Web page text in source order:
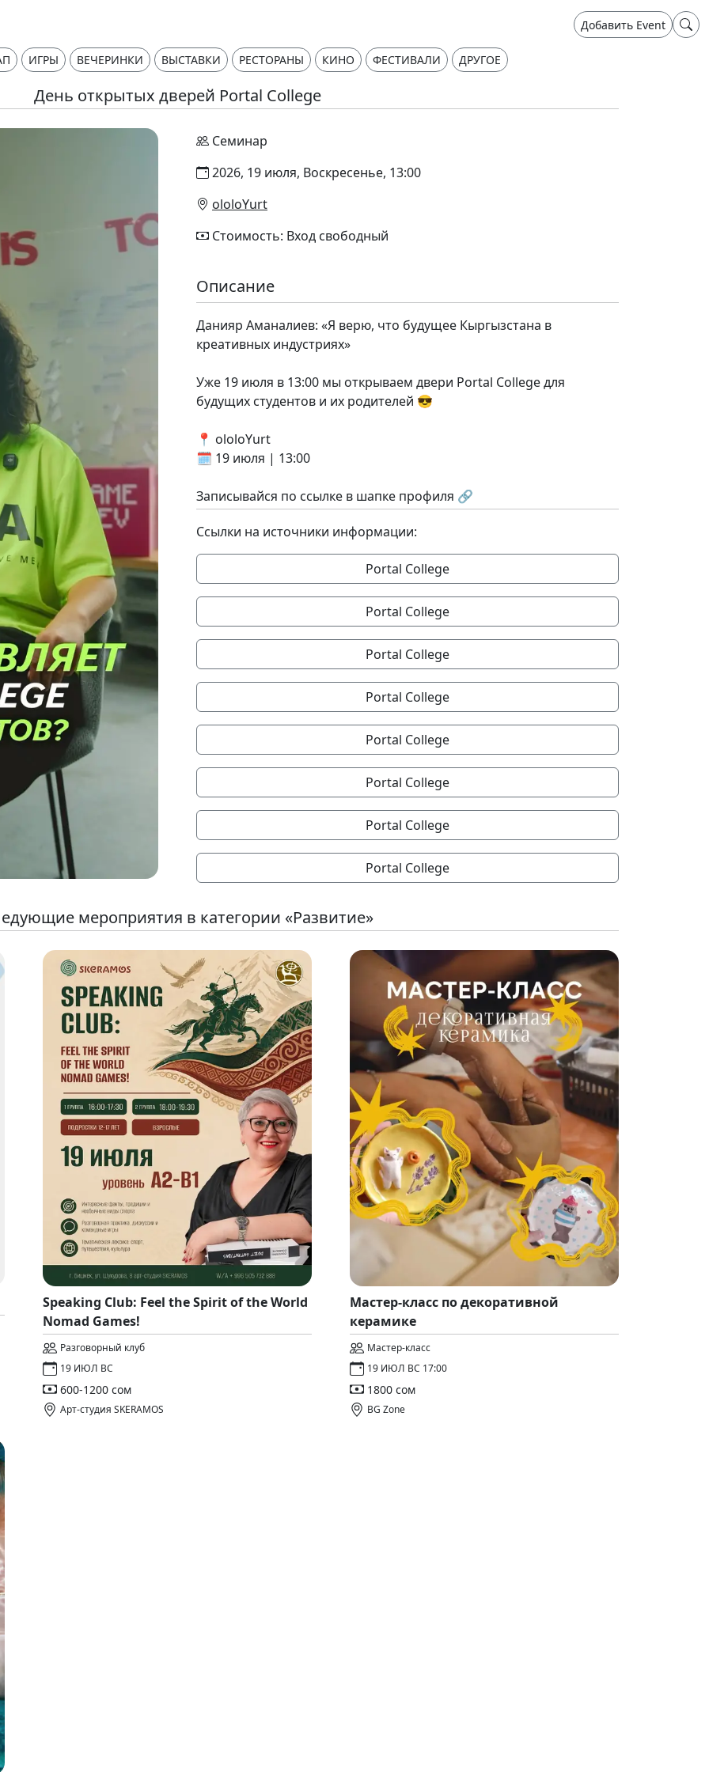
Добавить Event
ИГРЫ ВЕЧЕРИНКИ ВЫСТАВКИ РЕСТОРАНЫ КИНО ФЕСТИВАЛИ ДРУГОЕ
День открытых дверей Portal College
Семинар
2026, 19 июля, Воскресенье, 13:00
ololoYurt
Стоимость: Вход свободный
Описание
Данияр Аманалиев: «Я верю, что будущее Кыргызстана в
креативных индустриях»
Уже 19 июля в 13:00 мы открываем двери Portal College для
будущих студентов и их родителей 😎
📍 ololoYurt
🗓 19 июля | 13:00
Записывайся по ссылке в шапке профиля 🔗
Ссылки на источники информации:
Portal College
Portal College
Portal College
Portal College
Portal College
Portal College
Portal College
Portal College
мероприятия в категории «Развитие»
Speaking Club: Feel the Spirit of the World
Nomad Games!
Разговорный клуб
19 ИЮЛ ВС
600-1200 сом
Арт-студия SKERAMOS
Мастер-класс по декоративной
керамике
Мастер-класс
19 ИЮЛ ВС 17:00
1800 сом
BG Zone